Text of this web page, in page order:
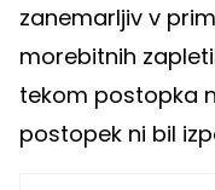
zanemarljiv v
morebitnih
tekom postopka
postopek ni bil